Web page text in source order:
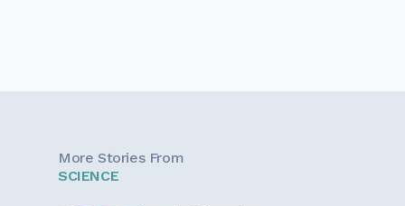
More Stories From
SCIENCE